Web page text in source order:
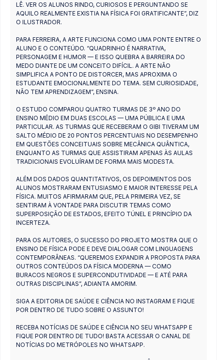
LÊ. VER OS ALUNOS RINDO, CURIOSOS E PERGUNTANDO SE
AQUILO REALMENTE EXISTIA NA FÍSICA FOI GRATIFICANTE”, DIZ
O ILUSTRADOR.
PARA FERREIRA, A ARTE FUNCIONA COMO UMA PONTE ENTRE O
ALUNO E O CONTEÚDO. “QUADRINHO É NARRATIVA,
PERSONAGEM E HUMOR — E ISSO QUEBRA A BARREIRA DO
MEDO DIANTE DE UM CONCEITO DIFÍCIL. A ARTE NÃO
SIMPLIFICA A PONTO DE DISTORCER, MAS APROXIMA O
ESTUDANTE EMOCIONALMENTE DO TEMA. SEM CURIOSIDADE,
NÃO TEM APRENDIZAGEM”, ENSINA.
O ESTUDO COMPAROU QUATRO TURMAS DE 3º ANO DO
ENSINO MÉDIO EM DUAS ESCOLAS — UMA PÚBLICA E UMA
PARTICULAR. AS TURMAS QUE RECEBERAM O GIBI TIVERAM UM
SALTO MÉDIO DE 20 PONTOS PERCENTUAIS NO DESEMPENHO
EM QUESTÕES CONCEITUAIS SOBRE MECÂNICA QUÂNTICA,
ENQUANTO AS TURMAS QUE ASSISTIRAM APENAS ÀS AULAS
TRADICIONAIS EVOLUÍRAM DE FORMA MAIS MODESTA.
ALÉM DOS DADOS QUANTITATIVOS, OS DEPOIMENTOS DOS
ALUNOS MOSTRARAM ENTUSIASMO E MAIOR INTERESSE PELA
FÍSICA. MUITOS AFIRMARAM QUE, PELA PRIMEIRA VEZ, SE
SENTIRAM À VONTADE PARA DISCUTIR TEMAS COMO
SUPERPOSIÇÃO DE ESTADOS, EFEITO TÚNEL E PRINCÍPIO DA
INCERTEZA.
PARA OS AUTORES, O SUCESSO DO PROJETO MOSTRA QUE O
ENSINO DE FÍSICA PODE E DEVE DIALOGAR COM LINGUAGENS
CONTEMPORÂNEAS. “QUEREMOS EXPANDIR A PROPOSTA PARA
OUTROS CONTEÚDOS DA FÍSICA MODERNA — COMO
BURACOS NEGROS E SUPERCONDUTIVIDADE — E ATÉ PARA
OUTRAS DISCIPLINAS”, ADIANTA AMORIM.
SIGA A EDITORIA DE SAÚDE E CIÊNCIA NO INSTAGRAM E FIQUE
POR DENTRO DE TUDO SOBRE O ASSUNTO!
RECEBA NOTÍCIAS DE SAÚDE E CIÊNCIA NO SEU WHATSAPP E
FIQUE POR DENTRO DE TUDO! BASTA ACESSAR O CANAL DE
NOTÍCIAS DO METRÓPOLES NO WHATSAPP.